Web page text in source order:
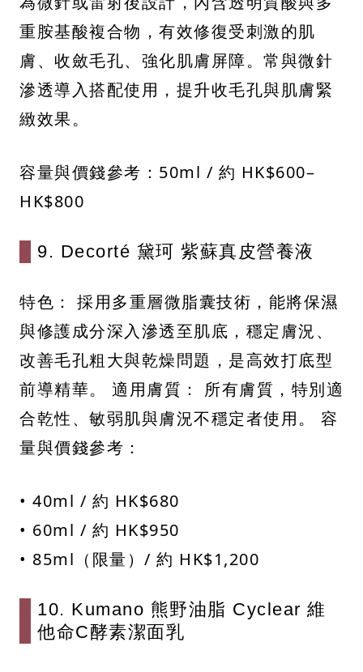
重胺基酸複合物，有效修復受刺激的肌
膚、收斂毛孔、強化肌膚屏障。常與微針
滲透導入搭配使用，提升收毛孔與肌膚緊
緻效果。
容量與價錢參考：50ml / 約 HK$600–
HK$800
9. Decorté 黛珂 紫蘇真皮營養液
特色： 採用多重層微脂囊技術，能將保濕
與修護成分深入滲透至肌底，穩定膚況、
改善毛孔粗大與乾燥問題，是高效打底型
前導精華。 適用膚質： 所有膚質，特別適
合乾性、敏弱肌與膚況不穩定者使用。 容
量與價錢參考：
• 40ml / 約 HK$680
• 60ml / 約 HK$950
• 85ml（限量）/ 約 HK$1,200
10. Kumano 熊野油脂 Cyclear 維
他命C酵素潔面乳